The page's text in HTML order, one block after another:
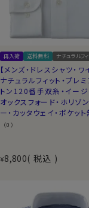
再入荷 送料無料 ナチュラルフ
【メンズ・ドレスシャツ・ワ
ナチュラルフィット・プレ
トン120番手双糸・イージ
オックスフォード・ホリゾ
ー・カッタウェイ・ポケッ
（0）
¥8,800 税込